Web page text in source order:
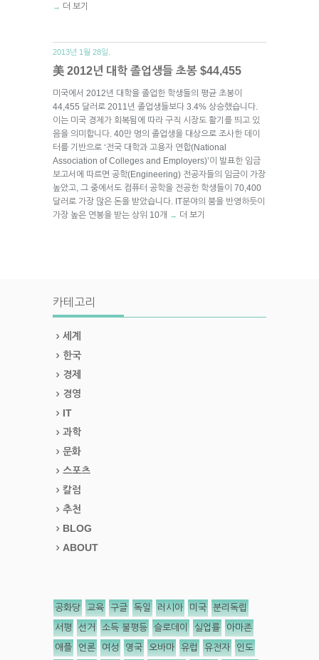
→ 더 보기
2013년 1월 28일.
美 2012년 대학 졸업생들 초봉 $44,455
미국에서 2012년 대학을 졸업한 학생들의 평균 초봉이
44,455 달러로 2011년 졸업생들보다 3.4% 상승했습니다.
이는 미국 경제가 회복됨에 따라 구직 시장도 활기를 띄고 있
음을 의미합니다. 40만 명의 졸업생을 대상으로 조사한 데이
터를 기반으로 ‘전국 대학과 고용자 연합(National
Association of Colleges and Employers)’이 발표한 임금
보고서에 따르면 공학(Engineering) 전공자들의 임금이 가장
높았고, 그 중에서도 컴퓨터 공학을 전공한 학생들이 70,400
달러로 가장 많은 돈을 받았습니다. IT분야의 붐을 반영하듯이
가장 높은 연봉을 받는 상위 10개 → 더 보기
카테고리
세계
한국
경제
경영
IT
과학
문화
스포츠
칼럼
추천
BLOG
ABOUT
공화당 교육 구글 독일 러시아 미국 분리독립
서평 선거 소득 불평등 슬로데이 실업률 아마존
애플 언론 여성 영국 오바마 유럽 유전자 인도